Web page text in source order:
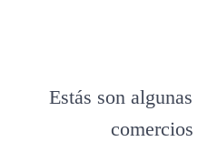
Estás son
comercios